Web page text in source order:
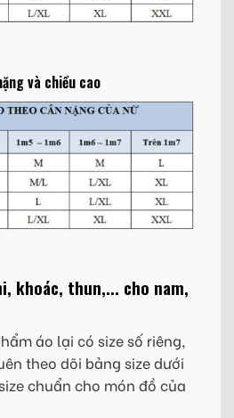
và chiều cao
khoác, thun,... cho nam,
áo lại có size số riêng,
theo dõi bảng size dưới
chuẩn cho món đồ của